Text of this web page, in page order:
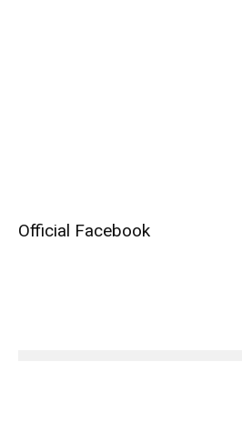
Official Facebook